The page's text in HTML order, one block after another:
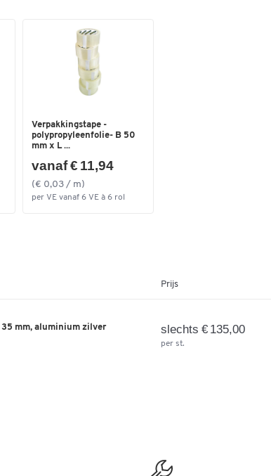
Verpakkingstape -
polypropyleenfolie- B 50
mm x L ...
vanaf € 11,94
(€ 0,03 / m)
per VE vanaf 6 VE à 6 rol
Prijs
35 mm, aluminium zilver slechts € 135,00
per st.